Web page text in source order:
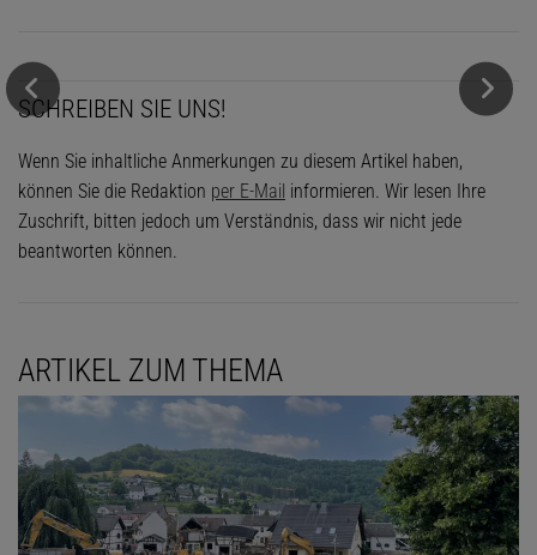
SCHREIBEN SIE UNS!
Wenn Sie inhaltliche Anmerkungen zu diesem Artikel haben,
können Sie die Redaktion per E-Mail informieren. Wir lesen Ihre
Zuschrift, bitten jedoch um Verständnis, dass wir nicht jede
beantworten können.
ARTIKEL ZUM THEMA